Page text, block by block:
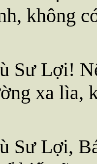
không
Sư Lợi!
xa lìa,
Sư Lợi,